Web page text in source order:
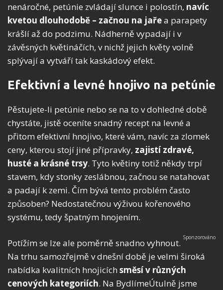
nenáročné, petúnie zvládají slunce i polostín, navíc
kvetou dlouhodobě – začnou na jařea parapety
krášlí až do podzimu. Nádherně vypadají i v
závěsných květináčích, v nichž jejich květy volně
splývají a vytváří tak kaskádový efekt.
Efektivní a levné hnojivo na petúnie
Pěstujete-li petúnie nebo se na to v dohledné době
chystáte, jistě oceníte snadný recept na levné a
přitom efektivní hnojivo, které vám, navíc za zlomek
ceny, kterou stojí jiné přípravky, zajistí zdravé,
husté a krásné trsy. Tyto květiny totiž někdy trpí
stavem, kdy stonky zeslábnou, začnou se natahovat
a padají k zemi. Čím bývá tento problém často
způsoben? Nedostatečnou výživou kořenového
systému, tedy špatným hnojením.
Potížím se lze ale poměrně snadno vyhnout.
Na trhu samozřejmě v dnešní době je velmi široká
nabídka kvalitních hnojicích směsí v různých
cenových kategoriích. Na BydlímeÚtulně jsme